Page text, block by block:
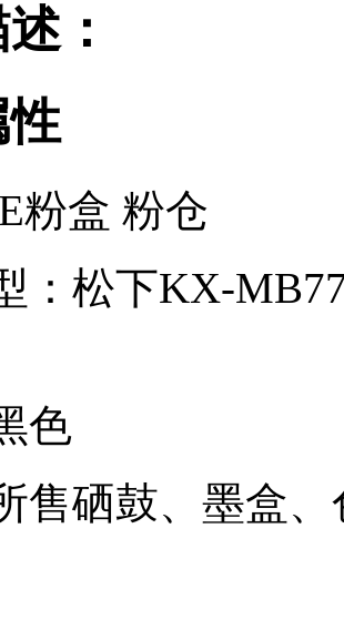
：
粉盒 粉仓
：松下KX-
色
售硒鼓、墨盒